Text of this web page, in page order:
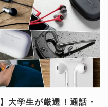
大学生が厳選！通話・